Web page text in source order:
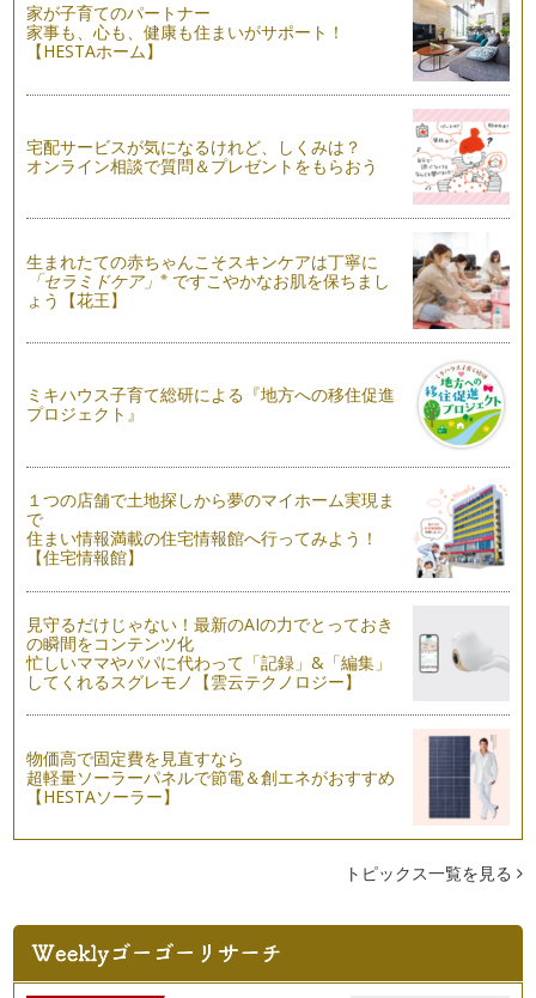
あきらめちゃダメ～
4月から新しい環境で生活がスタートした方もいらっしゃいま
すか？ ママたちも職場復帰とか、お…
1年かけて学んだ絵本の講座が先日終了しました。無事「絵本
講師」の資格をいただくことができ、…
読み聞かせには付き物・・・繰り返しに耐える力！
先日「いったい、読み聞かせって何が良いんですか？」って質
読み聞かせのお願い事
皆さん、ご家庭で読み聞かせってどれくらいされてますか？
こちらのコラムをご覧いただいている…
字のない絵本は想像力とベビーサインで楽しんじゃおう！
世間では「えがないえほん」 ＢＪノヴァク著、大友剛訳 と
お外に出ると、キーーーンと冷え切った空気が心地いいです
ね。 風邪やインフルエンザ等…
わんわん絵本大集合
わたしは大の犬好き！ 小さなころからだ～い好きで世界の犬
種とかものすごく知ってます（ちょっ…
クリスマス絵本とベビーサイン
まだおしゃべりができない赤ちゃんたちにとって、クリスマス
愛されるエリック・カールと愛らしいベビーサイン
2017年。今年はあの「はらぺこあおむし」のエリック・カー
ルさんが絵本作家としてデビューし…
ある意味、ほとんどの絵本は「イメージと想像の絵本」と言え
絵本と生活をつないでくれるベビーサイン
赤ちゃんたちと最初に楽しむ絵本として、前々回紹介した「も
のの絵本」と同様にお勧めなのが、「…
家が子育てのパートナー
家事も、心も、健康も住まいがサポート！
【HESTAホーム】
宅配サービスが気になるけれど、しくみは？
オンライン相談で質問＆プレゼントをもらおう
生まれたての赤ちゃんこそスキンケアは丁寧に
「セラミドケア」※ ですこやかなお肌を保ちまし
ょう【花王】
ミキハウス子育て総研による『地方への移住促進
プロジェクト』
１つの店舗で土地探しから夢のマイホーム実現ま
で
住まい情報満載の住宅情報館へ行ってみよう！
【住宅情報館】
見守るだけじゃない！最新のAIの力でとっておき
の瞬間をコンテンツ化
忙しいママやパパに代わって「記録」&「編集」
してくれるスグレモノ【雲云テクノロジー】
物価高で固定費を見直すなら
超軽量ソーラーパネルで節電＆創エネがおすすめ
【HESTAソーラー】
トピックス一覧を見る